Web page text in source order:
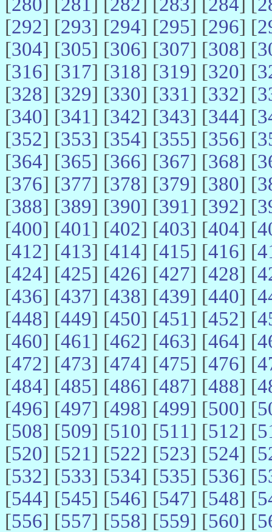
[292] [293] [294] [295] [296] [
[304] [305] [306] [307] [308] [
[316] [317] [318] [319] [320] [
[328] [329] [330] [331] [332] [
[340] [341] [342] [343] [344] [
[352] [353] [354] [355] [356] [
[364] [365] [366] [367] [368] [
[376] [377] [378] [379] [380] [
[388] [389] [390] [391] [392] [
[400] [401] [402] [403] [404] [
[412] [413] [414] [415] [416] [
[424] [425] [426] [427] [428] [
[436] [437] [438] [439] [440] [
[448] [449] [450] [451] [452] [
[460] [461] [462] [463] [464] [
[472] [473] [474] [475] [476] [
[484] [485] [486] [487] [488] [
[496] [497] [498] [499] [500] [
[508] [509] [510] [511] [512] [
[520] [521] [522] [523] [524] [
[532] [533] [534] [535] [536] [
[544] [545] [546] [547] [548] [
[556] [557] [558] [559] [560] [